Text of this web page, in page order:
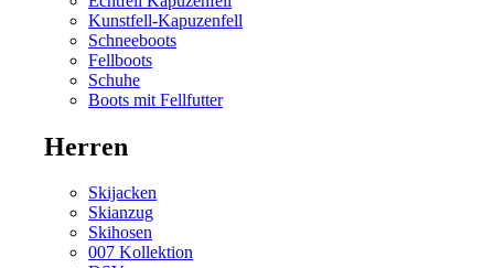
Kunstfell-Kapuzenfell
Schneeboots
Fellboots
Schuhe
Boots mit Fellfutter
Herren
Skijacken
Skianzug
Skihosen
007 Kollektion